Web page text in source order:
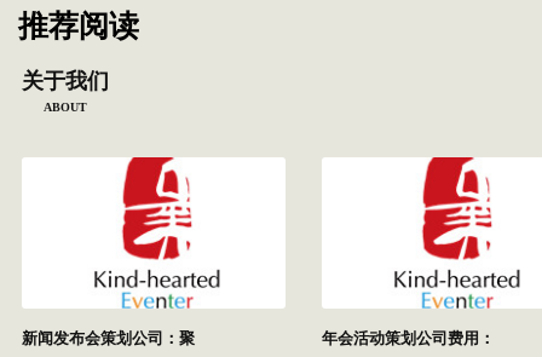
推荐阅读
关于我们
ABOUT
新闻发布会策划公司：聚
年会活动策划公司费用：